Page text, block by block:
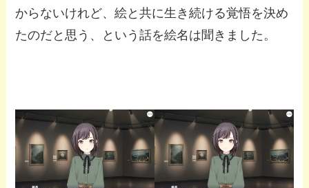
からないけれど、絵と共に生き続ける覚悟を決め
たのだと思う、という話を絵名は聞きました。